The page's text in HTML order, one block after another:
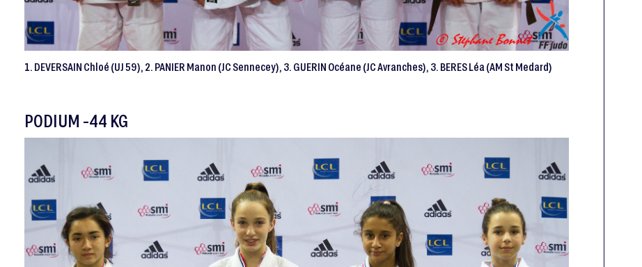
1. DEVERSAIN Chloé (UJ 59), 2. PANIER Manon (JC Sennecey), 3. GUERIN Océane (JC Avranches), 3. BERES Léa (AM St Medard)
PODIUM -44 KG